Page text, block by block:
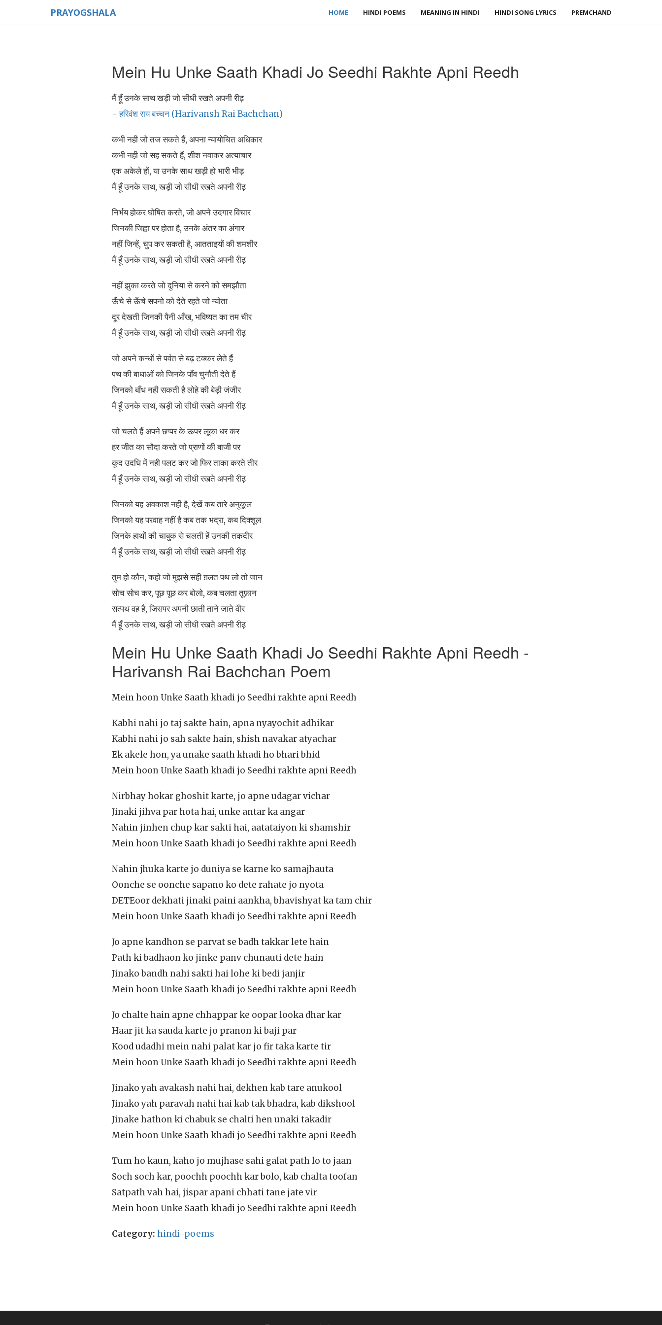
PRAYOGSHALA HOME HINDI POEMS MEANING IN HINDI HINDI SONG LYRICS PREMCHAND
Mein Hu Unke Saath Khadi Jo Seedhi Rakhte Apni Reedh
मैं हूँ उनके साथ खड़ी जो सीधी रखते अपनी रीढ़
-हरिवंश राय बच्चन (Harivansh Rai Bachchan)
कभी नही जो तज सकते हैं, अपना न्यायोचित अधिकार
कभी नही जो सह सकते हैं, शीश नवाकर अत्याचार
एक अकेले हों, या उनके साथ खड़ी हो भारी भीड़
मैं हूँ उनके साथ, खड़ी जो सीधी रखते अपनी रीढ़
निर्भय होकर घोषित करते, जो अपने उदगार विचार
जिनकी जिह्वा पर होता है, उनके अंतर का अंगार
नहीं जिन्हें, चुप कर सकती है, आतताइयों की शमशीर
मैं हूँ उनके साथ, खड़ी जो सीधी रखते अपनी रीढ़
नहीं झुका करते जो दुनिया से करने को समझौता
ऊँचे से ऊँचे सपनो को देते रहते जो न्योता
दूर देखती जिनकी पैनी आँख, भविष्यत का तम चीर
मैं हूँ उनके साथ, खड़ी जो सीधी रखते अपनी रीढ़
जो अपने कन्धों से पर्वत से बढ़ टक्कर लेते हैं
पथ की बाधाओं को जिनके पाँव चुनौती देते हैं
जिनको बाँध नही सकती है लोहे की बेड़ी जंजीर
मैं हूँ उनके साथ, खड़ी जो सीधी रखते अपनी रीढ़
जो चलते हैं अपने छप्पर के ऊपर लूका धर कर
हर जीत का सौदा करते जो प्राणों की बाजी पर
कूद उदधि में नही पलट कर जो फिर ताका करते तीर
मैं हूँ उनके साथ, खड़ी जो सीधी रखते अपनी रीढ़
जिनको यह अवकाश नही है, देखें कब तारे अनुकूल
जिनको यह परवाह नहीं है कब तक भद्रा, कब दिक्शूल
जिनके हाथों की चाबुक से चलती हें उनकी तकदीर
मैं हूँ उनके साथ, खड़ी जो सीधी रखते अपनी रीढ़
तुम हो कौन, कहो जो मुझसे सही ग़लत पथ लो तो जान
सोच सोच कर, पूछ पूछ कर बोलो, कब चलता तूफ़ान
सत्पथ वह है, जिसपर अपनी छाती ताने जाते वीर
मैं हूँ उनके साथ, खड़ी जो सीधी रखते अपनी रीढ़
Mein Hu Unke Saath Khadi Jo Seedhi Rakhte Apni Reedh -
Harivansh Rai Bachchan Poem
Mein hoon Unke Saath khadi jo Seedhi rakhte apni Reedh
Kabhi nahi jo taj sakte hain, apna nyayochit adhikar
Kabhi nahi jo sah sakte hain, shish navakar atyachar
Ek akele hon, ya unake saath khadi ho bhari bhid
Mein hoon Unke Saath khadi jo Seedhi rakhte apni Reedh
Nirbhay hokar ghoshit karte, jo apne udagar vichar
Jinaki jihva par hota hai, unke antar ka angar
Nahin jinhen chup kar sakti hai, aatataiyon ki shamshir
Mein hoon Unke Saath khadi jo Seedhi rakhte apni Reedh
Nahin jhuka karte jo duniya se karne ko samajhauta
Oonche se oonche sapano ko dete rahate jo nyota
DETEoor dekhati jinaki paini aankha, bhavishyat ka tam chir
Mein hoon Unke Saath khadi jo Seedhi rakhte apni Reedh
Jo apne kandhon se parvat se badh takkar lete hain
Path ki badhaon ko jinke panv chunauti dete hain
Jinako bandh nahi sakti hai lohe ki bedi janjir
Mein hoon Unke Saath khadi jo Seedhi rakhte apni Reedh
Jo chalte hain apne chhappar ke oopar looka dhar kar
Haar jit ka sauda karte jo pranon ki baji par
Kood udadhi mein nahi palat kar jo fir taka karte tir
Mein hoon Unke Saath khadi jo Seedhi rakhte apni Reedh
Jinako yah avakash nahi hai, dekhen kab tare anukool
Jinako yah paravah nahi hai kab tak bhadra, kab dikshool
Jinake hathon ki chabuk se chalti hen unaki takadir
Mein hoon Unke Saath khadi jo Seedhi rakhte apni Reedh
Tum ho kaun, kaho jo mujhase sahi galat path lo to jaan
Soch soch kar, poochh poochh kar bolo, kab chalta toofan
Satpath vah hai, jispar apani chhati tane jate vir
Mein hoon Unke Saath khadi jo Seedhi rakhte apni Reedh
Category: hindi-poems